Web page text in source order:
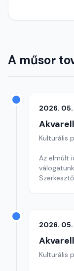
A műsor
2026. 05.
Akvarell
Kulturális
Az elmúlt
válogatunk
2026. 05.
Akvarell
Kulturális